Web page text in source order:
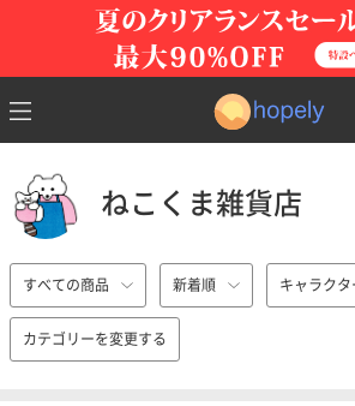
ねこくま雑貨店
すべての商品 新着順 キャラクタ
カテゴリーを変更する